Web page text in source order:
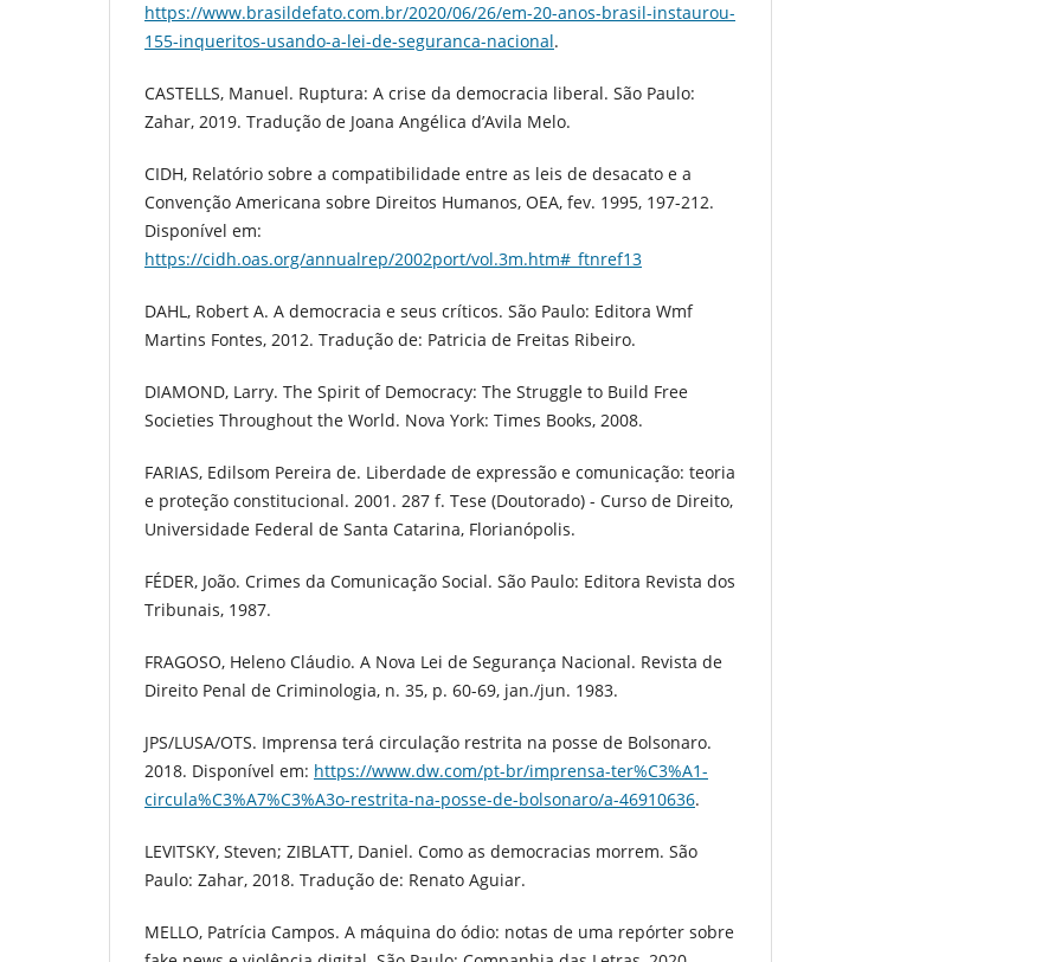
https://www.brasildefato.com.br/2020/06/26/em-20-anos-brasil-instaurou-
155-inqueritos-usando-a-lei-de-seguranca-nacional.
CASTELLS, Manuel. Ruptura: A crise da democracia liberal. São Paulo:
Zahar, 2019. Tradução de Joana Angélica d’Avila Melo.
CIDH, Relatório sobre a compatibilidade entre as leis de desacato e a
Convenção Americana sobre Direitos Humanos, OEA, fev. 1995, 197-212.
Disponível em:
https://cidh.oas.org/annualrep/2002port/vol.3m.htm#_ftnref13
DAHL, Robert A. A democracia e seus críticos. São Paulo: Editora Wmf
Martins Fontes, 2012. Tradução de: Patricia de Freitas Ribeiro.
DIAMOND, Larry. The Spirit of Democracy: The Struggle to Build Free
Societies Throughout the World. Nova York: Times Books, 2008.
FARIAS, Edilsom Pereira de. Liberdade de expressão e comunicação: teoria
e proteção constitucional. 2001. 287 f. Tese (Doutorado) - Curso de Direito,
Universidade Federal de Santa Catarina, Florianópolis.
FÉDER, João. Crimes da Comunicação Social. São Paulo: Editora Revista dos
Tribunais, 1987.
FRAGOSO, Heleno Cláudio. A Nova Lei de Segurança Nacional. Revista de
Direito Penal de Criminologia, n. 35, p. 60-69, jan./jun. 1983.
JPS/LUSA/OTS. Imprensa terá circulação restrita na posse de Bolsonaro.
2018. Disponível em: https://www.dw.com/pt-br/imprensa-ter%C3%A1-
circula%C3%A7%C3%A3o-restrita-na-posse-de-bolsonaro/a-46910636.
LEVITSKY, Steven; ZIBLATT, Daniel. Como as democracias morrem. São
Paulo: Zahar, 2018. Tradução de: Renato Aguiar.
MELLO, Patrícia Campos. A máquina do ódio: notas de uma repórter sobre